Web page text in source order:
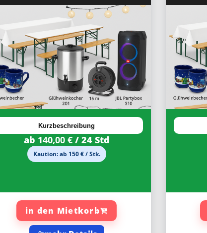
Kurzbeschreibung
ab 140,00 €/ 24 Std
Kaution: ab 150 € / Stk.
in den Mietkorb